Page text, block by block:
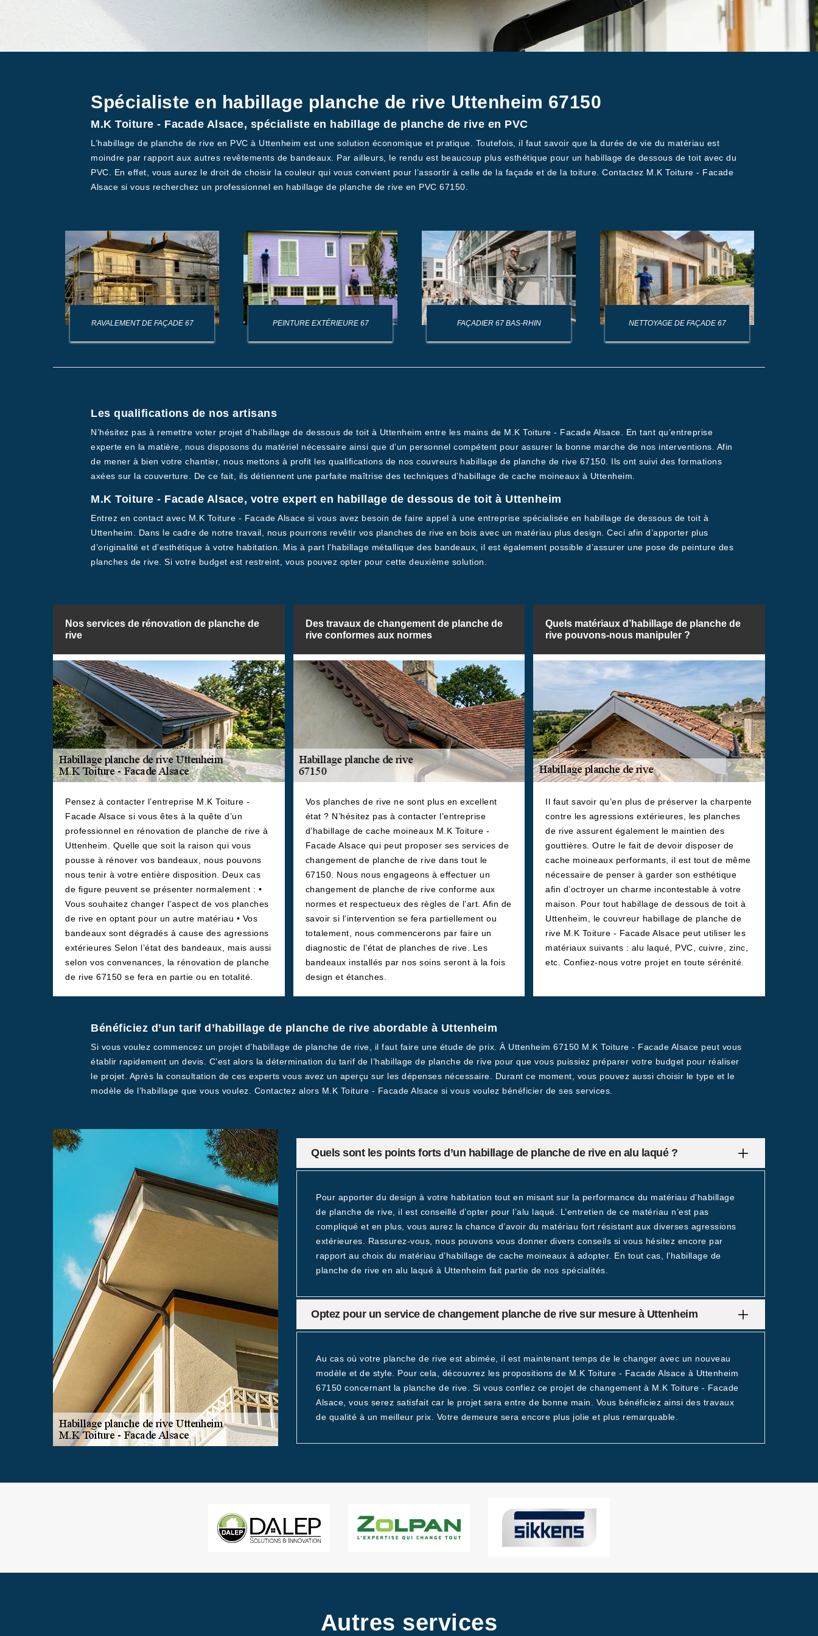
Spécialiste en habillage planche de rive Uttenheim 67150
M.K Toiture - Facade Alsace, spécialiste en habillage de planche de rive en PVC
L’habillage de planche de rive en PVC à Uttenheim est une solution économique et pratique. Toutefois, il faut savoir que la durée de vie du matériau est
moindre par rapport aux autres revêtements de bandeaux. Par ailleurs, le rendu est beaucoup plus esthétique pour un habillage de dessous de toit avec du
PVC. En effet, vous aurez le droit de choisir la couleur qui vous convient pour l’assortir à celle de la façade et de la toiture. Contactez M.K Toiture - Facade
Alsace si vous recherchez un professionnel en habillage de planche de rive en PVC 67150.
RAVALEMENT DE FAÇADE 67 PEINTURE EXTÉRIEURE 67 FAÇADIER 67 BAS-RHIN NETTOYAGE DE FAÇADE 67
Les qualifications de nos artisans
N’hésitez pas à remettre voter projet d’habillage de dessous de toit à Uttenheim entre les mains de M.K Toiture - Facade Alsace. En tant qu’entreprise
experte en la matière, nous disposons du matériel nécessaire ainsi que d’un personnel compétent pour assurer la bonne marche de nos interventions. Afin
de mener à bien votre chantier, nous mettons à profit les qualifications de nos couvreurs habillage de planche de rive 67150. Ils ont suivi des formations
axées sur la couverture. De ce fait, ils détiennent une parfaite maîtrise des techniques d’habillage de cache moineaux à Uttenheim.
M.K Toiture - Facade Alsace, votre expert en habillage de dessous de toit à Uttenheim
Entrez en contact avec M.K Toiture - Facade Alsace si vous avez besoin de faire appel à une entreprise spécialisée en habillage de dessous de toit à
Uttenheim. Dans le cadre de notre travail, nous pourrons revêtir vos planches de rive en bois avec un matériau plus design. Ceci afin d’apporter plus
d’originalité et d’esthétique à votre habitation. Mis à part l’habillage métallique des bandeaux, il est également possible d’assurer une pose de peinture des
planches de rive. Si votre budget est restreint, vous pouvez opter pour cette deuxième solution.
Nos services de rénovation de planche de
rive
Pensez à contacter l’entreprise M.K Toiture -
Facade Alsace si vous êtes à la quête d’un
professionnel en rénovation de planche de rive à
Uttenheim. Quelle que soit la raison qui vous
pousse à rénover vos bandeaux, nous pouvons
nous tenir à votre entière disposition. Deux cas
de figure peuvent se présenter normalement : •
Vous souhaitez changer l’aspect de vos planches
de rive en optant pour un autre matériau • Vos
bandeaux sont dégradés à cause des agressions
extérieures Selon l’état des bandeaux, mais aussi
selon vos convenances, la rénovation de planche
de rive 67150 se fera en partie ou en totalité.
Des travaux de changement de planche de
rive conformes aux normes
Vos planches de rive ne sont plus en excellent
état ? N’hésitez pas à contacter l’entreprise
d’habillage de cache moineaux M.K Toiture -
Facade Alsace qui peut proposer ses services de
changement de planche de rive dans tout le
67150. Nous nous engageons à effectuer un
changement de planche de rive conforme aux
normes et respectueux des règles de l’art. Afin de
savoir si l’intervention se fera partiellement ou
totalement, nous commencerons par faire un
diagnostic de l’état de planches de rive. Les
bandeaux installés par nos soins seront à la fois
design et étanches.
Quels matériaux d’habillage de planche de
rive pouvons-nous manipuler ?
Il faut savoir qu’en plus de préserver la charpente
contre les agressions extérieures, les planches
de rive assurent également le maintien des
gouttières. Outre le fait de devoir disposer de
cache moineaux performants, il est tout de même
nécessaire de penser à garder son esthétique
afin d’octroyer un charme incontestable à votre
maison. Pour tout habillage de dessous de toit à
Uttenheim, le couvreur habillage de planche de
rive M.K Toiture - Facade Alsace peut utiliser les
matériaux suivants : alu laqué, PVC, cuivre, zinc,
etc. Confiez-nous votre projet en toute sérénité.
Bénéficiez d’un tarif d’habillage de planche de rive abordable à Uttenheim
Si vous voulez commencez un projet d’habillage de planche de rive, il faut faire une étude de prix. À Uttenheim 67150 M.K Toiture - Facade Alsace peut vous
établir rapidement un devis. C’est alors la détermination du tarif de l’habillage de planche de rive pour que vous puissiez préparer votre budget pour réaliser
le projet. Après la consultation de ces experts vous avez un aperçu sur les dépenses nécessaire. Durant ce moment, vous pouvez aussi choisir le type et le
modèle de l’habillage que vous voulez. Contactez alors M.K Toiture - Facade Alsace si vous voulez bénéficier de ses services.
Quels sont les points forts d’un habillage de planche de rive en alu laqué ?
Pour apporter du design à votre habitation tout en misant sur la performance du matériau d’habillage
de planche de rive, il est conseillé d’opter pour l’alu laqué. L’entretien de ce matériau n’est pas
compliqué et en plus, vous aurez la chance d’avoir du matériau fort résistant aux diverses agressions
extérieures. Rassurez-vous, nous pouvons vous donner divers conseils si vous hésitez encore par
rapport au choix du matériau d’habillage de cache moineaux à adopter. En tout cas, l’habillage de
planche de rive en alu laqué à Uttenheim fait partie de nos spécialités.
Optez pour un service de changement planche de rive sur mesure à Uttenheim
Au cas où votre planche de rive est abimée, il est maintenant temps de le changer avec un nouveau
modèle et de style. Pour cela, découvrez les propositions de M.K Toiture - Facade Alsace à Uttenheim
67150 concernant la planche de rive. Si vous confiez ce projet de changement à M.K Toiture - Facade
Alsace, vous serez satisfait car le projet sera entre de bonne main. Vous bénéficiez ainsi des travaux
de qualité à un meilleur prix. Votre demeure sera encore plus jolie et plus remarquable.
Autres services